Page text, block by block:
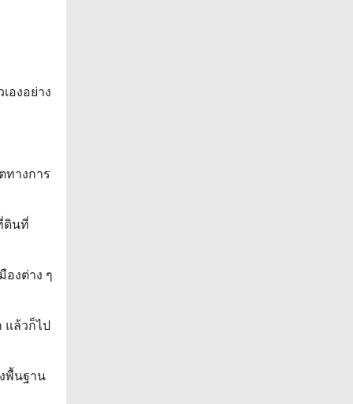
องอย่าง
ทางการ
ดินที่
องต่าง ๆ
แล้วก็ไป
พื้นฐาน